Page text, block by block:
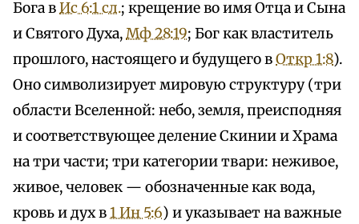
Бога вИс 6:1 сл.; крещение во имя Отца и Сына
и Святого Духа,Мф 28:19; Бог как властитель
прошлого, настоящего и будущего вОткр 1:8).
Оно символизирует мировую структуру (три
области Вселенной: небо, земля, преисподняя
и соответствующее деление Скинии и Храма
на три части; три категории твари: неживое,
живое, человек — обозначенные как вода,
кровь и дух в1 Ин 5:6) и указывает на важные